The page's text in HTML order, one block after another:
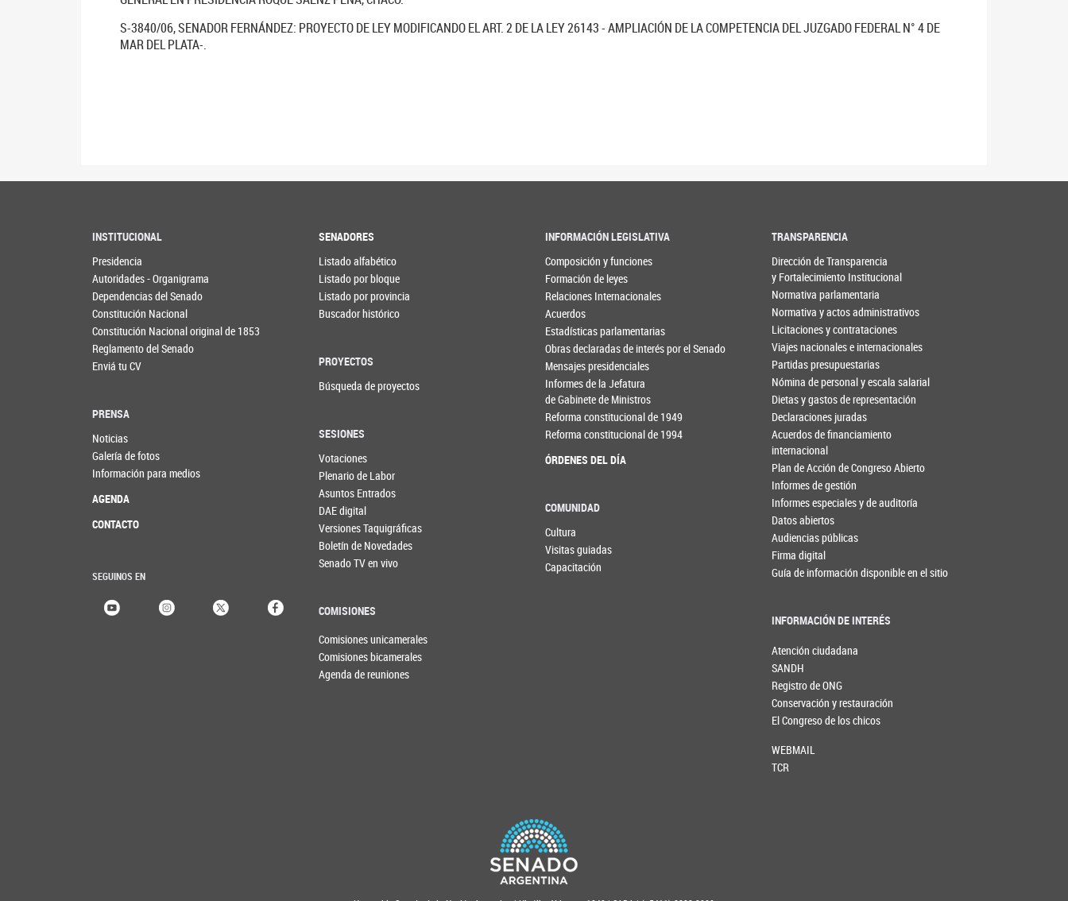
S-3840/06, SENADOR FERNÁNDEZ: PROYECTO DE LEY MODIFICANDO EL ART. 2 DE LA LEY 26143 - AMPLIACIÓN DE LA COMPETENCIA DEL JUZGADO FEDERAL N° 4 DE
MAR DEL PLATA-.
INSTITUCIONAL
Presidencia
Autoridades - Organigrama
Dependencias del Senado
Constitución Nacional
Constitución Nacional original de 1853
Reglamento del Senado
Enviá tu CV
PRENSA
Noticias
Galería de fotos
Información para medios
AGENDA
CONTACTO
SEGUINOS EN
SENADORES
Listado alfabético
Listado por bloque
Listado por provincia
Buscador histórico
PROYECTOS
Búsqueda de proyectos
SESIONES
Votaciones
Plenario de Labor
Asuntos Entrados
DAE digital
Versiones Taquigráficas
Boletín de Novedades
Senado TV en vivo
COMISIONES
Comisiones unicamerales
Comisiones bicamerales
Agenda de reuniones
INFORMACIÓN LEGISLATIVA
Composición y funciones
Formación de leyes
Relaciones Internacionales
Acuerdos
Estadísticas parlamentarias
Obras declaradas de interés por el Senado
Mensajes presidenciales
Informes de la Jefatura
de Gabinete de Ministros
Reforma constitucional de 1949
Reforma constitucional de 1994
ÓRDENES DEL DÍA
COMUNIDAD
Cultura
Visitas guiadas
Capacitación
TRANSPARENCIA
Dirección de Transparencia
y Fortalecimiento Institucional
Normativa parlamentaria
Normativa y actos administrativos
Licitaciones y contrataciones
Viajes nacionales e internacionales
Partidas presupuestarias
Nómina de personal y escala salarial
Dietas y gastos de representación
Declaraciones juradas
Acuerdos de financiamiento
internacional
Plan de Acción de Congreso Abierto
Informes de gestión
Informes especiales y de auditoría
Datos abiertos
Audiencias públicas
Firma digital
Guía de información disponible en el sitio
INFORMACIÓN DE INTERÉS
Atención ciudadana
SANDH
Registro de ONG
Conservación y restauración
El Congreso de los chicos
WEBMAIL
TCR